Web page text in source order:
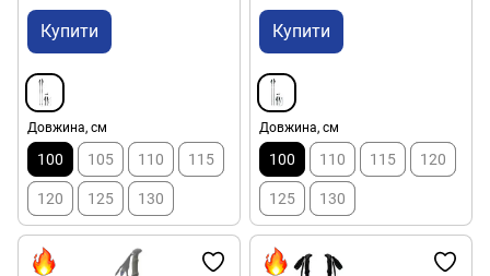
Купити
Довжина, см
100 105 110 115
120 125 130
Купити
Довжина, см
100 110 115 120
125 130